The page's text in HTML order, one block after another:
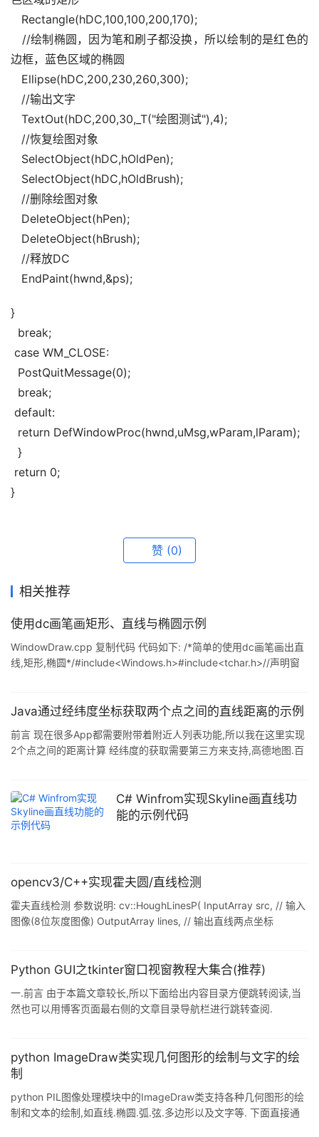
Rectangle(hDC,100,100,200,170);
//绘制椭圆，因为笔和刷子都没换，所以绘制的是红色的
边框，蓝色区域的椭圆
Ellipse(hDC,200,230,260,300);
//输出文字
TextOut(hDC,200,30,_T("绘图测试"),4);
//恢复绘图对象
SelectObject(hDC,hOldPen);
SelectObject(hDC,hOldBrush);
//删除绘图对象
DeleteObject(hPen);
DeleteObject(hBrush);
//释放DC
EndPaint(hwnd,&ps);
}
break;
case WM_CLOSE:
PostQuitMessage(0);
break;
default:
return DefWindowProc(hwnd,uMsg,wParam,lParam);
}
return 0;
}
赞 (0)
相关推荐
使用dc画笔画矩形、直线与椭圆示例
WindowDraw.cpp 复制代码 代码如下: /*简单的使用dc画笔画出直
线,矩形,椭圆*/#include<Windows.h>#include<tchar.h>//声明窗
lParam );//入口函数WinMainint WINAPI WinMain(
Java通过经纬度坐标获取两个点之间的直线距离的示例
前言 现在很多App都需要附带着附近人列表功能,所以我在这里实现
2个点之间的距离计算 经纬度的获取需要第三方来支持,高德地图.百
"二.MySQL中通过经纬度,获取范围内的用户") 3.通过获取到的用户
列表,计算自己与用户之间度距离(文章的 "一.JAVA代码实现计算AB
两点的直线距离") 一.JAVA代码实现计算AB两点的直线距离 我
C# Winfrom实现Skyline画直线功
能的示例代码
opencv3/C++实现霍夫圆/直线检测
霍夫直线检测 参数说明: cv::HoughLinesP( InputArray src, // 输入
图像(8位灰度图像) OutputArray lines, // 输出直线两点坐标
threshold, // 累加器阈值,获得足够交点的极坐标点才被看成是直线
Python GUI之tkinter窗口视窗教程大集合(推荐)
一.前言 由于本篇文章较长,所以下面给出内容目录方便跳转阅读,当
然也可以用博客页面最右侧的文章目录导航栏进行跳转查阅.
为 python 特定的GUI界面,是一个图像的窗口,tkinter是python 自带
的,可以编辑的GUI界面,我们可以用GUI 实现很多直观的功能,比如想
python ImageDraw类实现几何图形的绘制与文字的绘
制
python PIL图像处理模块中的ImageDraw类支持各种几何图形的绘
制和文本的绘制,如直线.椭圆.弧.弦.多边形以及文字等. 下面直接通